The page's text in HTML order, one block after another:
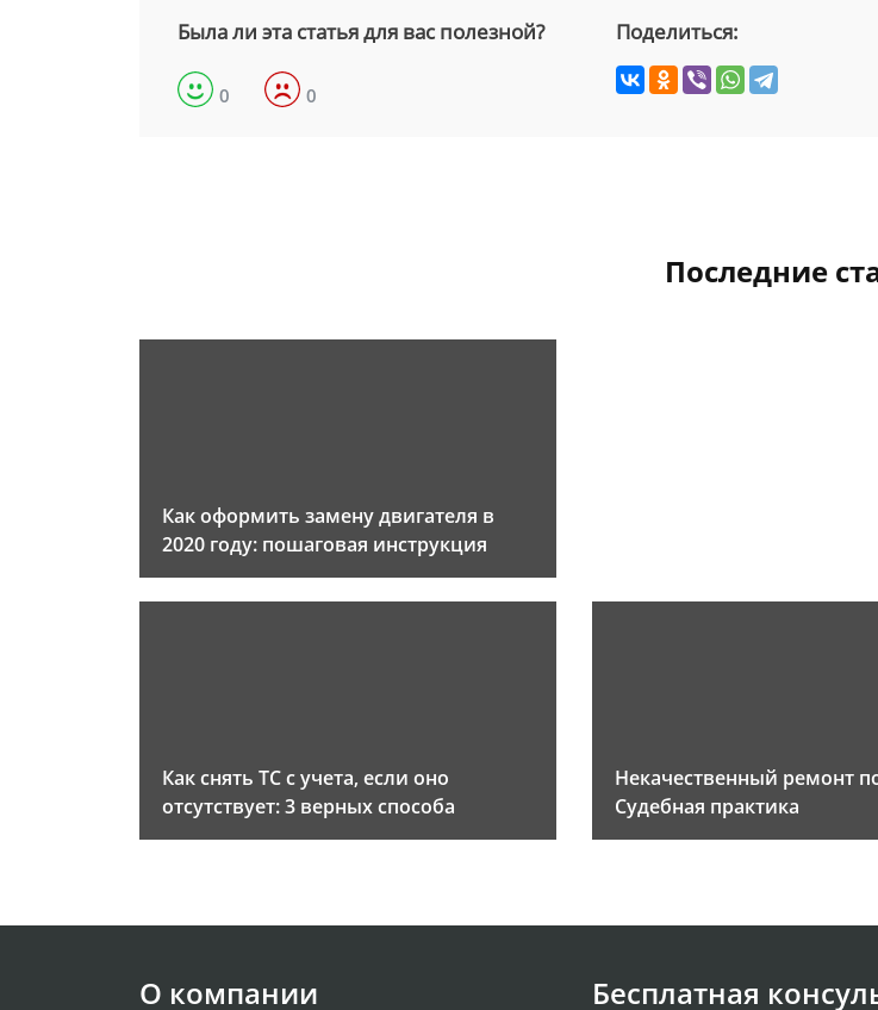
Была ли эта статья для вас полезной?
0 0
Поделиться:
Последние
Как оформить замену двигателя в
2020 году: пошаговая инструкция
Как снять ТС с учета, если оно
отсутствует: 3 верных способа
Некачественный ремонт
Судебная практика
О компании Бесплатная